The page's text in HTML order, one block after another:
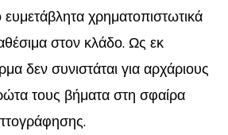
χρηματοπιστωτικά
στον κλάδο. Ως εκ
δεν συνιστάται για αρχάριους
τους βήματα στη σφαίρα